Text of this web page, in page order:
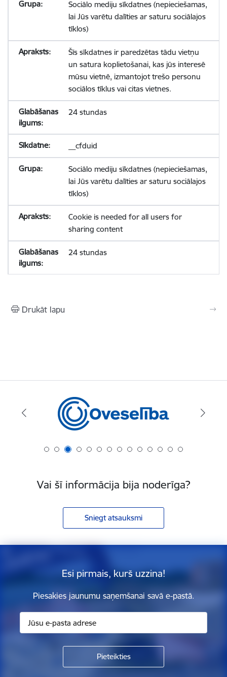
Sociālo mediju sīkdatnes (nepieciešamas,
lai Jūs varētu dalīties ar saturu sociālajos
tīklos)
Šīs sīkdatnes ir paredzētas tādu vietņu
un satura koplietošanai, kas jūs interesē
mūsu vietnē, izmantojot trešo personu
sociālos tīklus vai citas vietnes.
24 stundas
__cfduid
Sociālo mediju sīkdatnes (nepieciešamas,
lai Jūs varētu dalīties ar saturu sociālajos
tīklos)
Cookie is needed for all users for
sharing content
24 stundas
Drukāt lapu
Vai šī informācija bija noderīga?
Sniegt atsauksmi
Esi pirmais, kurš uzzina!
Piesakies jaunumu saņemšanai savā e-pastā.